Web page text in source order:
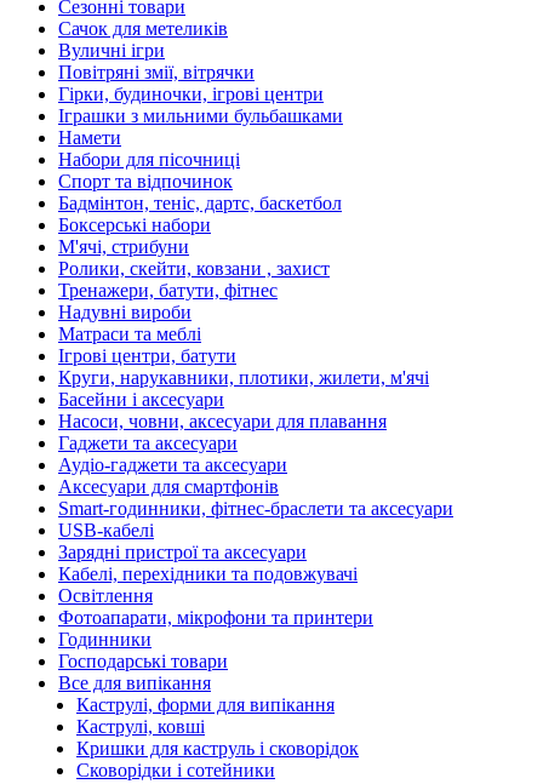
Сезонні товари
Сачок для метеликів
Вуличні ігри
Повітряні змії, вітрячки
Гірки, будиночки, ігрові центри
Іграшки з мильними бульбашками
Намети
Набори для пісочниці
Спорт та відпочинок
Бадмінтон, теніс, дартс, баскетбол
Боксерські набори
М'ячі, стрибуни
Ролики, скейти, ковзани , захист
Тренажери, батути, фітнес
Надувні вироби
Матраси та меблі
Ігрові центри, батути
Круги, нарукавники, плотики, жилети, м'ячі
Басейни і аксесуари
Насоси, човни, аксесуари для плавання
Гаджети та аксесуари
Аудіо-гаджети та аксесуари
Аксесуари для смартфонів
Smart-годинники, фітнес-браслети та аксесуари
USB-кабелі
Зарядні пристрої та аксесуари
Кабелі, перехідники та подовжувачі
Освітлення
Фотоапарати, мікрофони та принтери
Годинники
Господарські товари
Все для випікання
Каструлі, форми для випікання
Каструлі, ковші
Кришки для каструль і сковорідок
Сковорідки і сотейники